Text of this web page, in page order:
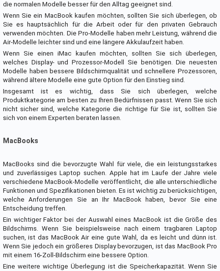
die normalen Modelle besser für den Alltag geeignet sind.
Wenn Sie ein MacBook kaufen möchten, sollten Sie sich überlegen, ob
Sie es hauptsächlich für die Arbeit oder für den privaten Gebrauch
verwenden möchten. Die Pro-Modelle haben mehr Leistung, während die
Air-Modelle leichter sind und eine längere Akkulaufzeit haben.
Wenn Sie einen iMac kaufen möchten, sollten Sie sich überlegen,
welches Display- und Prozessor-Modell Sie benötigen. Die neuesten
Modelle haben bessere Bildschirmqualität und schnellere Prozessoren,
während ältere Modelle eine gute Option für den Einstieg sind.
Insgesamt ist es wichtig, dass Sie sich überlegen, welche
Produktkategorie am besten zu Ihren Bedürfnissen passt. Wenn Sie sich
nicht sicher sind, welche Kategorie die richtige für Sie ist, sollten Sie
sich von einem Experten beraten lassen.
MacBooks
MacBooks sind die bevorzugte Wahl für viele, die ein leistungsstarkes
und zuverlässiges Laptop suchen. Apple hat im Laufe der Jahre viele
verschiedene MacBook-Modelle veröffentlicht, die alle unterschiedliche
Funktionen und Spezifikationen bieten. Es ist wichtig zu berücksichtigen,
welche Anforderungen Sie an Ihr MacBook haben, bevor Sie eine
Entscheidung treffen.
Ein wichtiger Faktor bei der Auswahl eines MacBook ist die Größe des
Bildschirms. Wenn Sie beispielsweise nach einem tragbaren Laptop
suchen, ist das MacBook Air eine gute Wahl, da es leicht und dünn ist.
Wenn Sie jedoch ein größeres Display bevorzugen, ist das MacBook Pro
mit einem 16-Zoll-Bildschirm eine bessere Option.
Eine weitere wichtige Überlegung ist die Speicherkapazität. Wenn Sie